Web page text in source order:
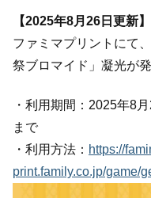
【2025年8月26日更新】
ファミマプリントにて
祭ブロマイド」凝光が
・利用期間：2025年8
まで
・利用方法： https://
print.family.co.jp/game/